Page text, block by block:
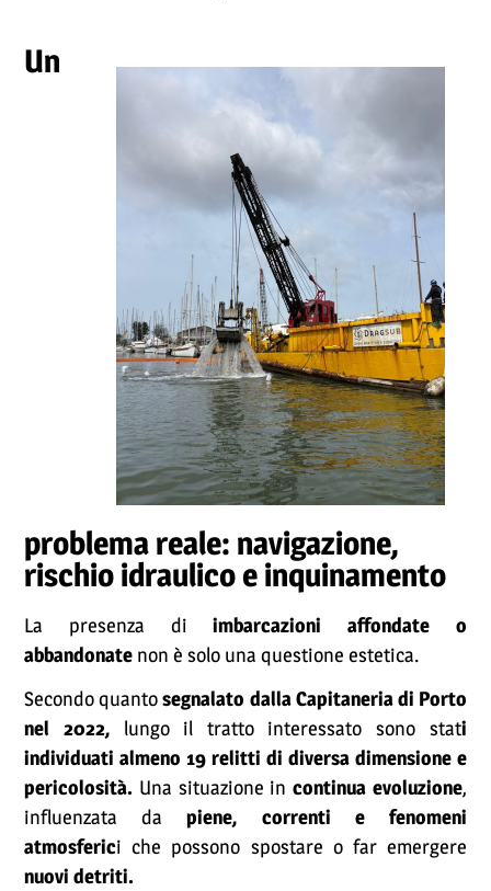
Un
problema reale: navigazione,
rischio idraulico e inquinamento
La presenza di imbarcazioni affondate o
abbandonate non è solo una questione estetica.
Secondo quantosegnalato dalla Capitaneria di Porto
nel 2022, lungo il tratto interessato sono stati
individuati almeno 19 relitti di diversa dimensione e
pericolosità. Una situazione in continua evoluzione,
influenzata dapiene, correnti e fenomeni
atmosferici che possono spostare o far emergere
nuovi detriti.